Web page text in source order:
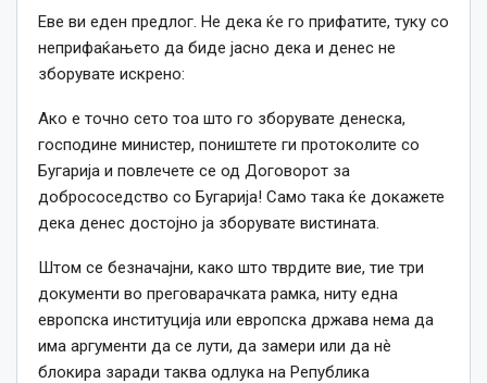
Еве ви еден предлог. Не дека ќе го прифатите, туку со
неприфаќањето да биде јасно дека и денес не
зборувате искрено:
Ако е точно сето тоа што го зборувате денеска,
господине министер, поништете ги протоколите со
Бугарија и повлечете се од Договорот за
добрососедство со Бугарија! Само така ќе докажете
дека денес достојно ја зборувате вистината.
Штом се безначајни, како што тврдите вие, тие три
документи во преговарачката рамка, ниту една
европска институција или европска држава нема да
има аргументи да се лути, да замери или да нè
блокира заради таква одлука на Република